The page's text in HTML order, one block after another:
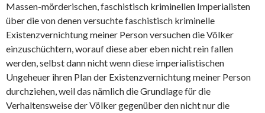
Massen-mörderischen, faschistisch kriminellen Imperialisten
über die von denen versuchte faschistisch kriminelle
Existenzvernichtung meiner Person versuchen die Völker
einzuschüchtern, worauf diese aber eben nicht rein fallen
werden, selbst dann nicht wenn diese imperialistischen
Ungeheuer ihren Plan der Existenzvernichtung meiner Person
durchziehen, weil das nämlich die Grundlage für die
Verhaltensweise der Völker gegenüber den nicht nur die